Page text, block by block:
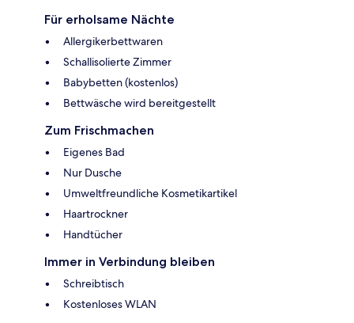
Für erholsame Nächte
Allergikerbettwaren
Schallisolierte Zimmer
Babybetten (kostenlos)
Bettwäsche wird bereitgestellt
Zum Frischmachen
Eigenes Bad
Nur Dusche
Umweltfreundliche Kosmetikartikel
Haartrockner
Handtücher
Immer in Verbindung bleiben
Schreibtisch
Kostenloses WLAN